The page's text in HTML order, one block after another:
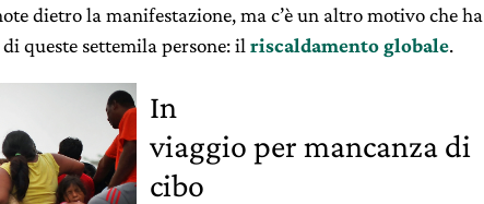
dietro la manifestazione, ma c’è un altro motivo che ha
queste settemila persone: il riscaldamento globale.
In
viaggio per mancanza di
cibo